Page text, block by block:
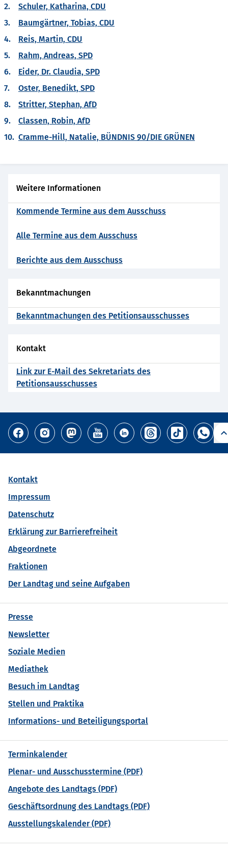
Schuler, Katharina, CDU
Baumgärtner, Tobias, CDU
Reis, Martin, CDU
Rahm, Andreas, SPD
Eider, Dr. Claudia, SPD
Oster, Benedikt, SPD
Stritter, Stephan, AfD
Classen, Robin, AfD
Cramme-Hill, Natalie, BÜNDNIS 90/DIE GRÜNEN
Weitere Informationen
Kommende Termine aus dem Ausschuss
Alle Termine aus dem Ausschuss
Berichte aus dem Ausschuss
Bekanntmachungen
Bekanntmachungen des Petitionsausschusses
Kontakt
Link zur E-Mail des Sekretariats des
Petitionsausschusses